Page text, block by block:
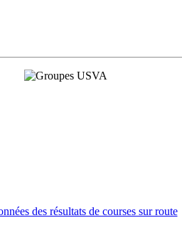
des résultats de courses sur route